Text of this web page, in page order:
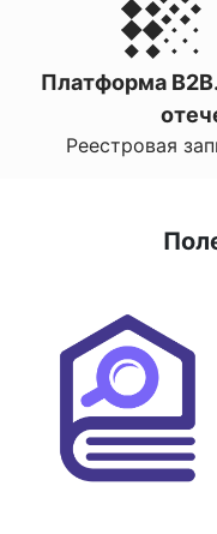
Платформа
Реестровая